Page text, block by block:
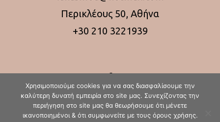
Περικλέους 50, Αθήνα
+30 210 3221939
Χρησιμοποιούμε cookies για να σας διασφαλίσουμε την
καλύτερη δυνατή εμπειρία στο site μας. Συνεχίζοντας την
περιήγηση στο site μας θα θεωρήσουμε ότι μένετε
ικανοποιημένοι & ότι συμφωνείτε με τους όρους χρήσης.